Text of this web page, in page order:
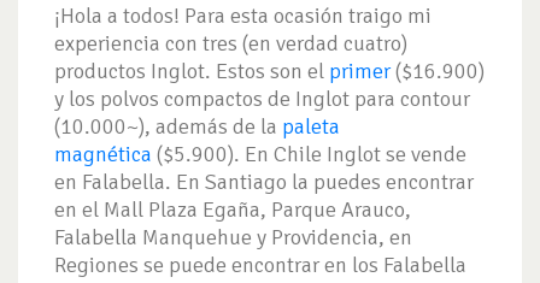
¡Hola a todos! Para esta ocasión traigo mi
experiencia con tres (en verdad cuatro)
productos Inglot. Estos son el primer($16.900)
y los polvos compactos de Inglot para contour
(10.000~), además de la paleta
magnética ($5.900). En Chile Inglot se vende
en Falabella. En Santiago la puedes encontrar
en el Mall Plaza Egaña, Parque Arauco,
Falabella Manquehue y Providencia, en
Regiones se puede encontrar en los Falabella